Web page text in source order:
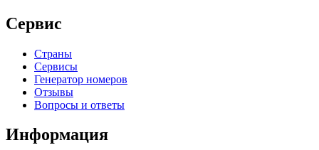
Сервис
Страны
Сервисы
Генератор номеров
Отзывы
Вопросы и ответы
Информация